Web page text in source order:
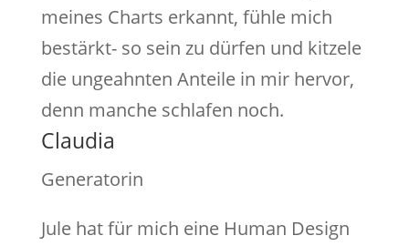
meines Charts erkannt, fühle mich
bestärkt- so sein zu dürfen und kitzele
die ungeahnten Anteile in mir hervor,
denn manche schlafen noch.
Claudia
Generatorin
Jule hat für mich eine Human Design